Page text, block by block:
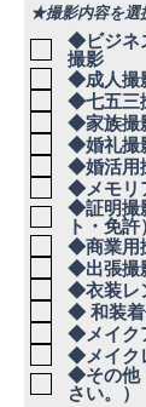
★撮影内容を選
◆ビジネ
撮影
◆成人撮
◆七五三
◆家族撮
◆婚礼撮
◆婚活用
◆メモリ
◆証明撮
ト・免許
◆商業用
◆出張撮
◆衣装レ
◆ 和装
◆メイク
◆メイク
◆その他
さい。）